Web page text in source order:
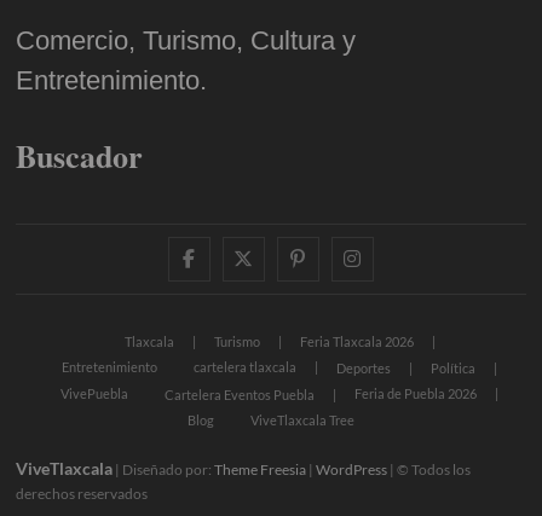
Comercio, Turismo, Cultura y
Entretenimiento.
Buscador
facebooktwitter
pinterestinstagram
Tlaxcala Turismo
Feria Tlaxcala 2026
Entretenimiento
cartelera tlaxcala Deportes
Política
VivePuebla
Cartelera Eventos Puebla
Feria de Puebla 2026
Blog
ViveTlaxcala Tree
ViveTlaxcala | Diseñado por:Theme Freesia |WordPress | © Todos los
derechos reservados